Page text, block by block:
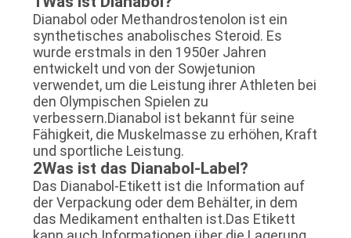
Dianabol oder Methandrostenolon ist ein
synthetisches anabolisches Steroid. Es
wurde erstmals in den 1950er Jahren
entwickelt und von der Sowjetunion
verwendet, um die Leistung ihrer Athleten bei
den Olympischen Spielen zu
verbessern.Dianabol ist bekannt für seine
Fähigkeit, die Muskelmasse zu erhöhen, Kraft
und sportliche Leistung.
2Was ist das Dianabol-Label?
Das Dianabol-Etikett ist die Information auf
der Verpackung oder dem Behälter, in dem
das Medikament enthalten ist.Das Etikett